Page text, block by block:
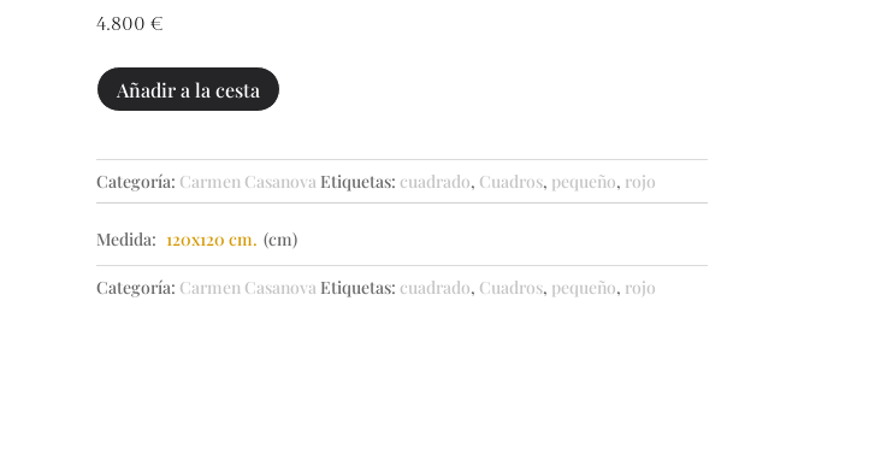
4.800 €
MENINA
138
Añadir a la cesta
Categoría: Carmen Casanova Etiquetas: cuadrado, Cuadros, pequeño, rojo
Medida: 120x120 cm. (cm)
Categoría: Carmen Casanova Etiquetas: cuadrado, Cuadros, pequeño, rojo